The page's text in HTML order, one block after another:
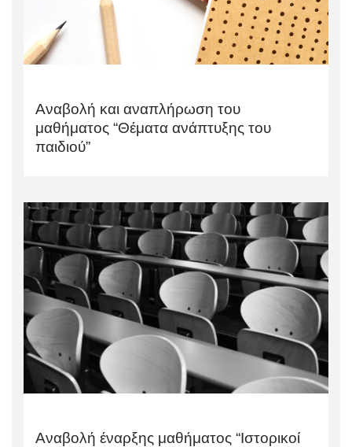
Αναβολή και αναπλήρωση του
μαθήματος “Θέματα ανάπτυξης του
παιδιού”
Αναβολή έναρξης μαθήματος “Ιστορικοί